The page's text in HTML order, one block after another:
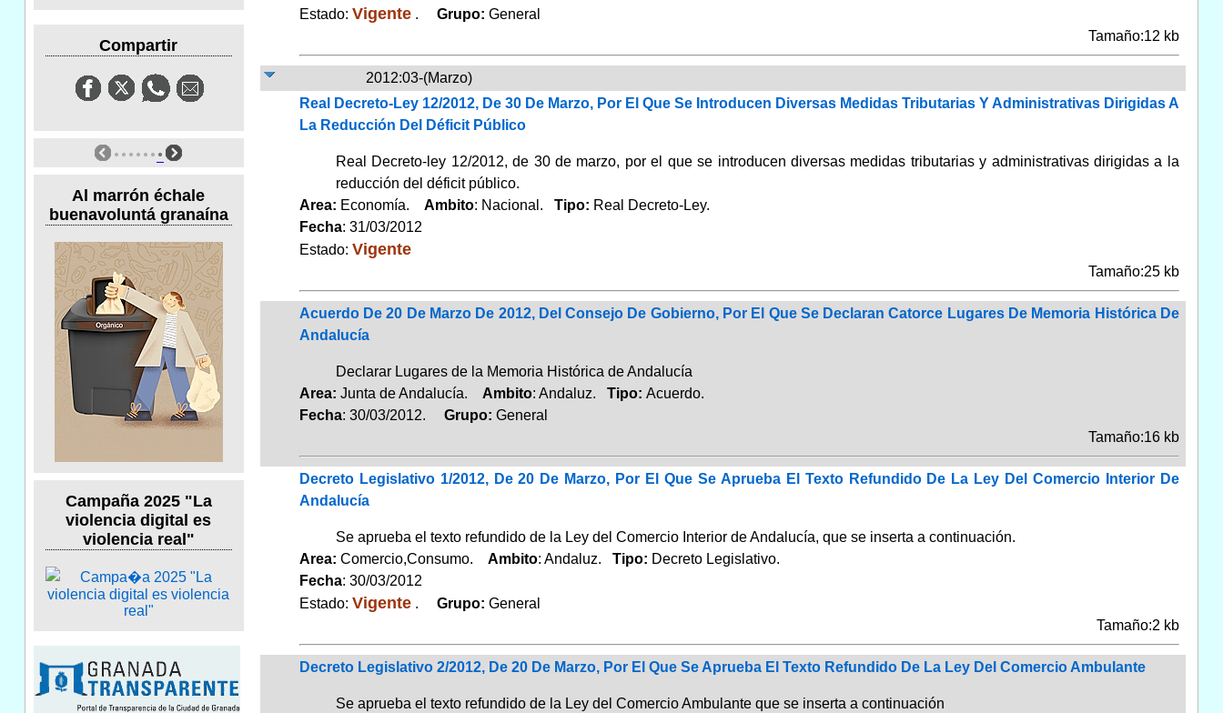
Compartir
Al marrón échale
buenavoluntá granaína
Campaña 2025 "La
violencia digital es
violencia real"
Estado: Vigente. Grupo: General
Tamaño:12 kb
2012:03-(Marzo)
Real Decreto-Ley 12/2012, De 30 De Marzo, Por El Que Se Introducen Diversas Medidas Tributarias Y Administrativas Dirigidas A
La Reducción Del Déficit Público
Real Decreto-ley 12/2012, de 30 de marzo, por el que se introducen diversas medidas tributarias y administrativas dirigidas a la
reducción del déficit público.
Area: Economía. Ambito: Nacional. Tipo: Real Decreto-Ley.
Fecha: 31/03/2012
Estado: Vigente
Tamaño:25 kb
Acuerdo De 20 De Marzo De 2012, Del Consejo De Gobierno, Por El Que Se Declaran Catorce Lugares De Memoria Histórica De
Andalucía
Declarar Lugares de la Memoria Histórica de Andalucía
Area: Junta de Andalucía. Ambito: Andaluz. Tipo: Acuerdo.
Fecha: 30/03/2012. Grupo: General
Tamaño:16 kb
Decreto Legislativo 1/2012, De 20 De Marzo, Por El Que Se Aprueba El Texto Refundido De La Ley Del Comercio Interior De
Andalucía
Se aprueba el texto refundido de la Ley del Comercio Interior de Andalucía, que se inserta a continuación.
Area: Comercio,Consumo. Ambito: Andaluz. Tipo: Decreto Legislativo.
Fecha: 30/03/2012
Estado: Vigente. Grupo: General
Tamaño:2 kb
Decreto Legislativo 2/2012, De 20 De Marzo, Por El Que Se Aprueba El Texto Refundido De La Ley Del Comercio Ambulante
Se aprueba el texto refundido de la Ley del Comercio Ambulante que se inserta a continuación